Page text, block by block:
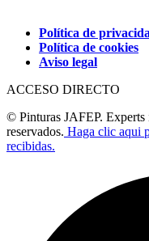
Política de
Política de cookies
Aviso legal
ACCESO DIRECTO
© Pinturas JAFEP. Experts
reservados. Haga clic aqui
recibidas.